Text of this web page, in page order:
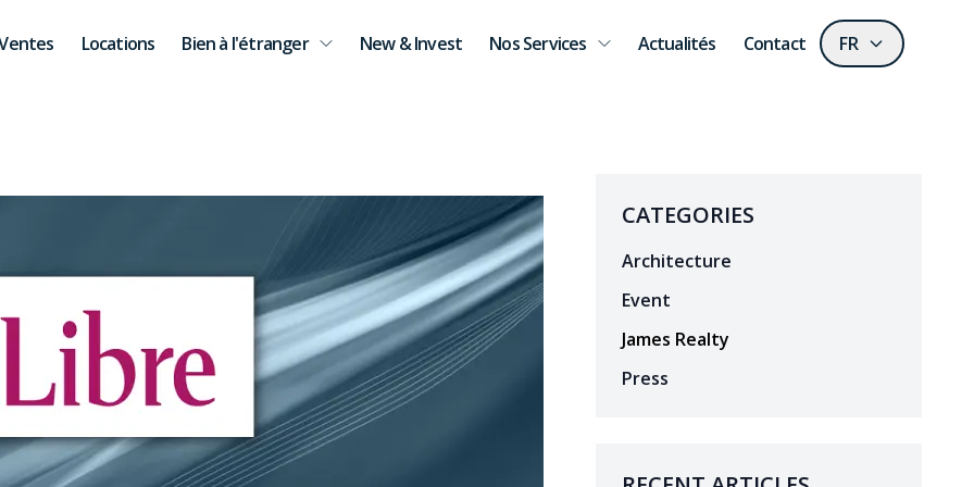
Locations Bien à l'étranger New & Invest Nos Services Actualités Contact FR
CATEGORIES
Architecture
Event
James Realty
Press